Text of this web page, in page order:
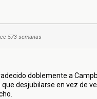
573 semanas
doblemente a
desjubilarse en vez de